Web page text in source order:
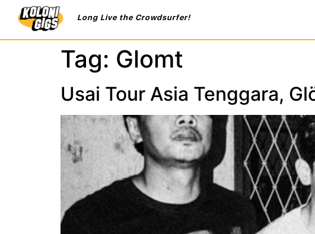
Long Live the Crowdsurfer!
Tag: Glomt
Usai Tour Asia Tenggara,